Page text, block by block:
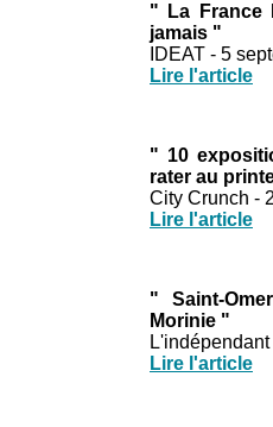
" La France
jamais "
IDEAT - 5
Lire l'article
" 10
rater au
City Crunch -
Lire l'article
" Saint-
Morinie "
Lire l'article